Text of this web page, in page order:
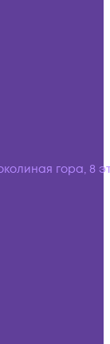
гора, 8